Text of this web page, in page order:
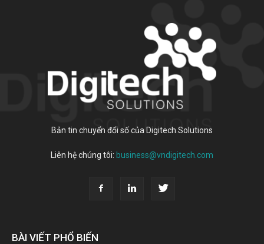
Bản tin chuyển đổi số của Digitech Solutions
Liên hệ chúng tôi: business@vndigitech.com
BÀI VIẾT PHỔ BIẾN